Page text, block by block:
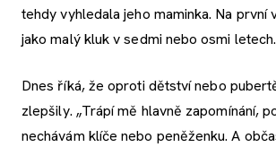
tehdy vyhledala jeho maminka. Na první
jako malý kluk v sedmi nebo osmi letech.
Dnes říká, že oproti dětství nebo
zlepšily. „Trápí mě hlavně zapomínání,
nechávám klíče nebo peněženku. A